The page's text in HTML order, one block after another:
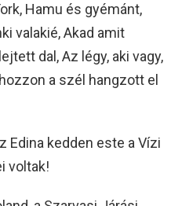
Hamu és gyémánt,
valakié, Akad amit
dal, Az légy, aki vagy,
a szél hangzott el
Edina kedden este a Vízi
voltak!